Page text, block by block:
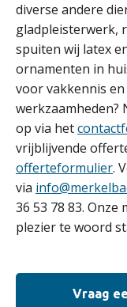
diverse andere
gladpleisterwerk,
spuiten wij latex
ornamenten in
voor vakkennis
werkzaamheden?
op via het
vrijblijvende
offerteformulier.
via
36 53 78 83.
plezier te woord
Vraag